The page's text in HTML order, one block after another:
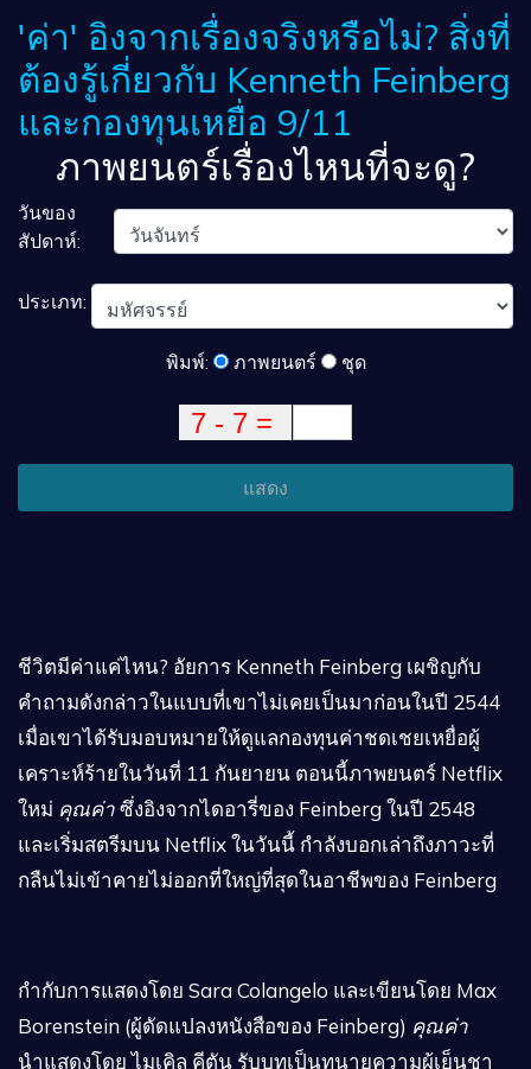
'ค่า' อิงจากเรื่องจริงหรือไม่? สิ่งที่
ต้องรู้เกี่ยวกับ Kenneth Feinberg
และกองทุนเหยื่อ 9/11
ภาพยนตร์เรื่องไหนที่จะดู?
วันของ
สัปดาห์:
ประเภท:
พิมพ์: ภาพยนตร์ ชุด
แสดง
ชีวิตมีค่าแค่ไหน? อัยการ Kenneth Feinberg เผชิญกับ
คำถามดังกล่าวในแบบที่เขาไม่เคยเป็นมาก่อนในปี 2544
เมื่อเขาได้รับมอบหมายให้ดูแลกองทุนค่าชดเชยเหยื่อผู้
เคราะห์ร้ายในวันที่ 11 กันยายน ตอนนี้ภาพยนตร์ Netflix
ใหม่ คุณค่าซึ่งอิงจากไดอารี่ของ Feinberg ในปี 2548
และเริ่มสตรีมบน Netflix ในวันนี้ กำลังบอกเล่าถึงภาวะที่
กลืนไม่เข้าคายไม่ออกที่ใหญ่ที่สุดในอาชีพของ Feinberg
กำกับการแสดงโดย Sara Colangelo และเขียนโดย Max
Borenstein (ผู้ดัดแปลงหนังสือของ Feinberg) คุณค่า
นำแสดงโดย ไมเคิล คีตัน รับบทเป็นทนายความผู้เย็นชา